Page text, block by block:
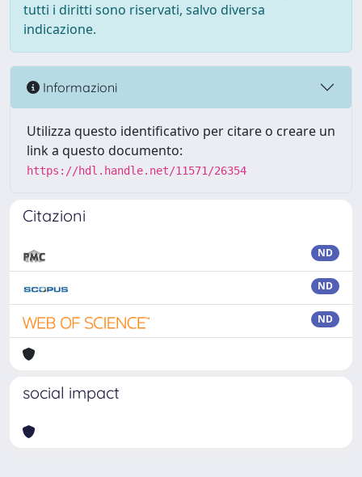
tutti i diritti sono riservati, salvo diversa
indicazione.
Informazioni
Utilizza questo identificativo per citare o creare un
link a questo documento:
https://hdl.handle.net/11571/26354
Citazioni
ND
ND
ND
social impact